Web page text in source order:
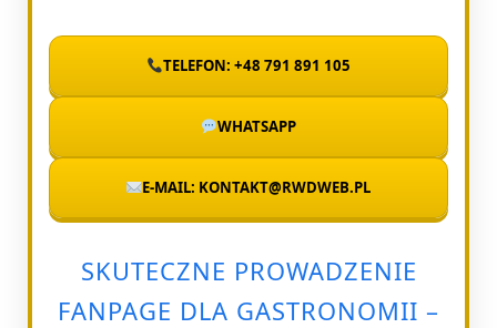
TELEFON: +48 791 891 105
WHATSAPP
E-MAIL: KONTAKT@RWDWEB.PL
SKUTECZNE PROWADZENIE
FANPAGE DLA GASTRONOMII –